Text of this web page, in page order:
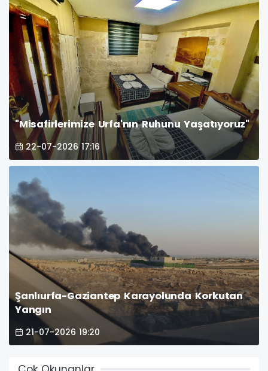
"Misafirlerimize Urfa'nın Ruhunu Yaşatıyoruz"
22-07-2026 17:16
Şanlıurfa-Gaziantep Karayolunda Korkutan
Yangın
21-07-2026 19:20